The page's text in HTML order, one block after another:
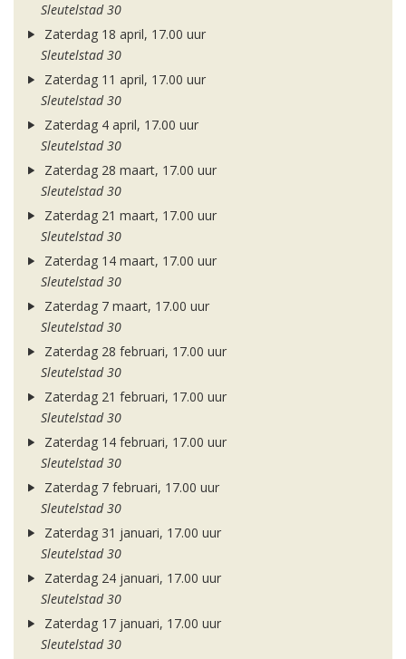
Sleutelstad 30
Zaterdag 18 april, 17.00 uur
Sleutelstad 30
Zaterdag 11 april, 17.00 uur
Sleutelstad 30
Zaterdag 4 april, 17.00 uur
Sleutelstad 30
Zaterdag 28 maart, 17.00 uur
Sleutelstad 30
Zaterdag 21 maart, 17.00 uur
Sleutelstad 30
Zaterdag 14 maart, 17.00 uur
Sleutelstad 30
Zaterdag 7 maart, 17.00 uur
Sleutelstad 30
Zaterdag 28 februari, 17.00 uur
Sleutelstad 30
Zaterdag 21 februari, 17.00 uur
Sleutelstad 30
Zaterdag 14 februari, 17.00 uur
Sleutelstad 30
Zaterdag 7 februari, 17.00 uur
Sleutelstad 30
Zaterdag 31 januari, 17.00 uur
Sleutelstad 30
Zaterdag 24 januari, 17.00 uur
Sleutelstad 30
Zaterdag 17 januari, 17.00 uur
Sleutelstad 30